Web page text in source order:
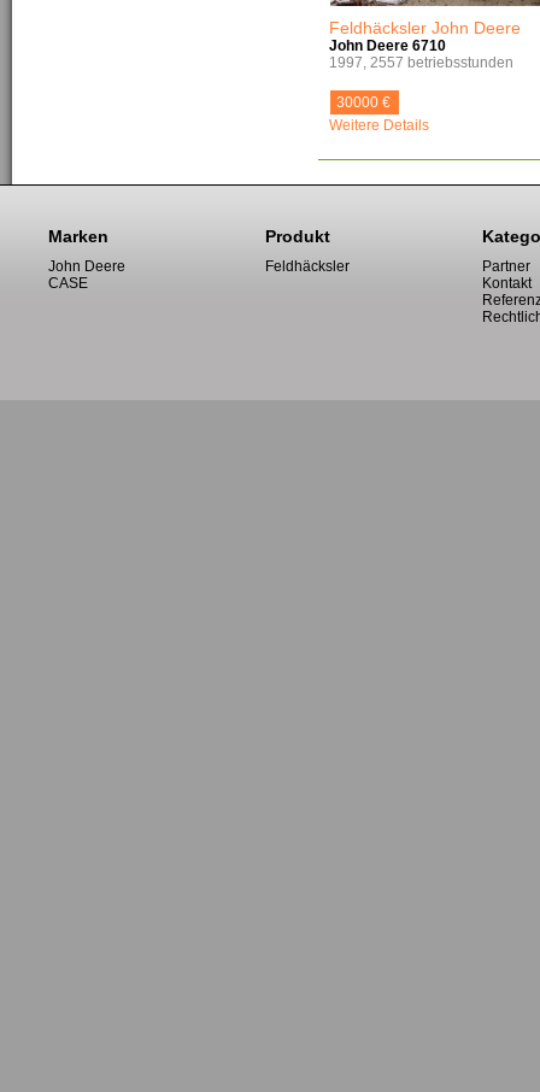
Feldhäcksler John Deere
John Deere 6710
1997, 2557 betriebsstunden
30000 €
Weitere Details
Marken
John Deere
CASE
Produkt
Feldhäcksler
Partner
Kontakt